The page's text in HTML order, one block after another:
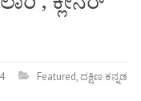
Featured,ದಕ್ಷಿಣ ಕನ್ನಡ